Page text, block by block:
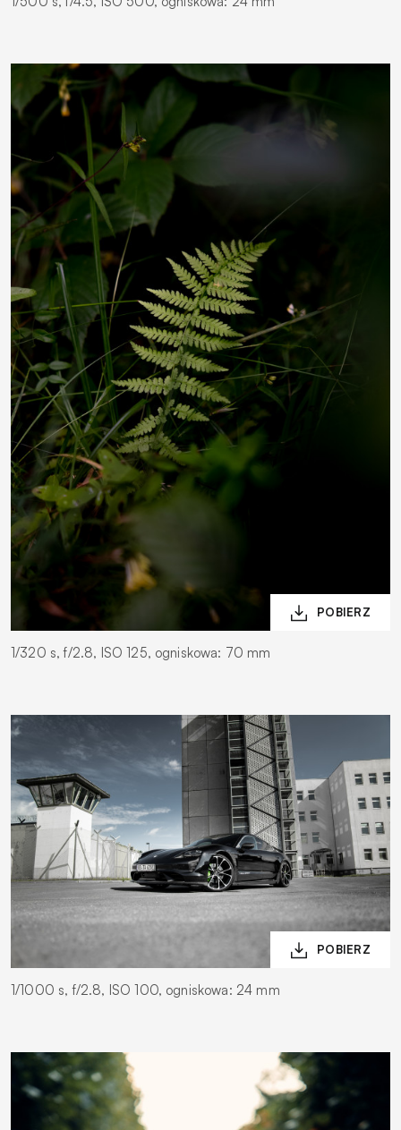
1/320 s, f/2.8, ISO 125, ogniskowa: 70 mm
1/1000 s, f/2.8, ISO 100, ogniskowa: 24 mm